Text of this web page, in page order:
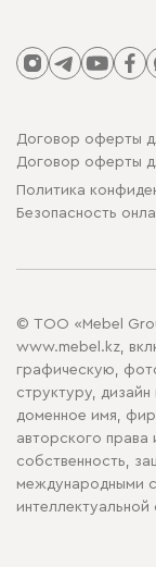
Договор оферты
Договор оферты
Политика
Безопасность
© ТОО «Mebel
www.mebel.kz,
графическую,
структуру,
доменное имя,
авторского права
собственность,
международными
интеллектуальной